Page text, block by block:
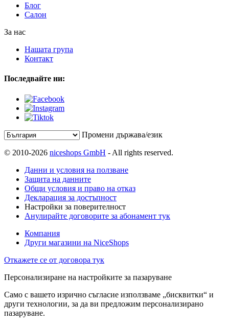
Блог
Салон
За нас
Нашата група
Контакт
Последвайте ни:
Промени държава/език
© 2010-2026 niceshops GmbH - All rights reserved.
Данни и условия на ползване
Защита на данните
Общи условия и право на отказ
Декларация за достъпност
Настройки за поверителност
Анулирайте договорите за абонамент тук
Компания
Други магазини на NiceShops
Откажете се от договора тук
Персонализиране на настройките за пазаруване
Само с вашето изрично съгласие използваме „бисквитки“ и
други технологии, за да ви предложим персонализирано
пазаруване.